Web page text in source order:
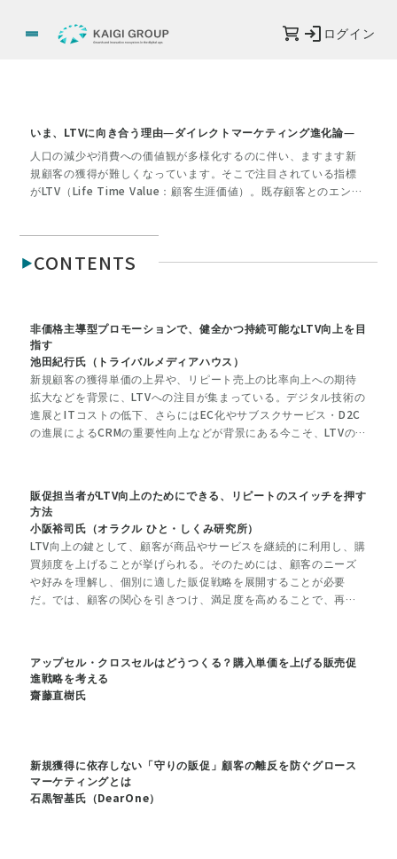
ログイン
いま、LTVに向き合う理由―ダイレクトマーケティング進化論―
人口の減少や消費への価値観が多様化するのに伴い、ますます新
規顧客の獲得が難しくなっています。そこで注目されている指標
がLTV（Life Time Value：顧客生涯価値）。既存顧客とのエンゲ
めるために「また買いたい」と思わせたり、購入単価を上げるた
るはずです。本特集では、新規獲得がさらに厳しくなる時代に「L
TV向上」という目標に向かって、販売促進はどう向き合っていく
べきなのかを考えます。
CONTENTS
非価格主導型プロモーションで、健全かつ持続可能なLTV向上を目
指す
池田紀行氏（トライバルメディアハウス）
新規顧客の獲得単価の上昇や、リピート売上の比率向上への期待
拡大などを背景に、LTVへの注目が集まっている。デジタル技術の
進展とITコストの低下、さらにはEC化やサブスクサービス・D2C
の進展によるCRMの重要性向上などが背景にある今こそ、LTVの
販促担当者がLTV向上のためにできる、リピートのスイッチを押す
方法
小阪裕司氏（オラクル ひと・しくみ研究所）
LTV向上の鍵として、顧客が商品やサービスを継続的に利用し、購
買頻度を上げることが挙げられる。そのためには、顧客のニーズ
や好みを理解し、個別に適した販促戦略を展開することが必要
だ。では、顧客の関心を引きつけ、満足度を高めることで、再購
アップセル・クロスセルはどうつくる？購入単価を上げる販売促
進戦略を考える
齋藤直樹氏
新規獲得に依存しない「守りの販促」顧客の離反を防ぐグロース
マーケティングとは
石黒智基氏（DearOne）